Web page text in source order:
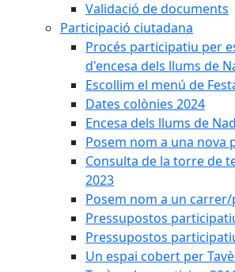
Validació de documents
Participació ciutadana
Procés participatiu per
d'encesa dels llums de
Escollim el menú de
Dates colònies 2024
Encesa dels llums de
Posem nom a una nova
Consulta de la torre de
2023
Posem nom a un carrer/
Pressupostos
Pressupostos
Un espai cobert per